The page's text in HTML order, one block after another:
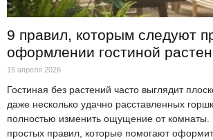
9 правил, которым следуют
оформлении гостиной
15 апреля 2026
Гостиная без растений часто выглядит
даже несколько удачно расставленных
полностью изменить ощущение от комнаты.
простых правил, которые помогают